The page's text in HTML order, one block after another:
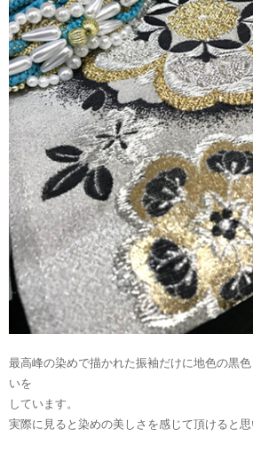
最高峰の染めで描かれた振袖だけに地色の黒
いを
しています。
実際に見ると染めの美しさを感じて頂けると思